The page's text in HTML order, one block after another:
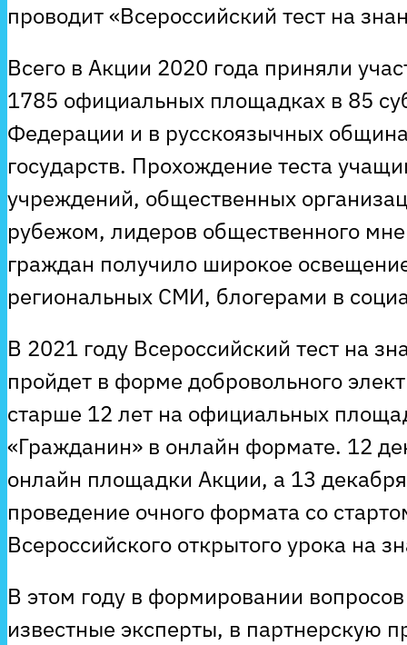
проводит «Всероссийский тест на
Всего в Акции 2020 года приняли
1785 официальных площадках в 85
Федерации и в русскоязычных
государств. Прохождение теста
учреждений, общественных
рубежом, лидеров общественного
граждан получило широкое
региональных СМИ, блогерами в
В 2021 году Всероссийский тест на
пройдет в форме добровольного
старше 12 лет на официальных
«Гражданин» в онлайн формате. 12
онлайн площадки Акции, а 13
проведение очного формата со
Всероссийского открытого урока на
В этом году в формировании
известные эксперты, в партнерскую